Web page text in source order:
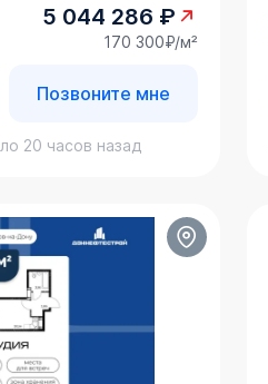
5 044 286 ₽
170 300₽/м²
Позвоните мне
20 часов назад